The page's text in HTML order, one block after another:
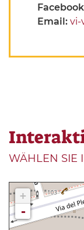
Email: vi-
WÄHLEN SIE
+
-